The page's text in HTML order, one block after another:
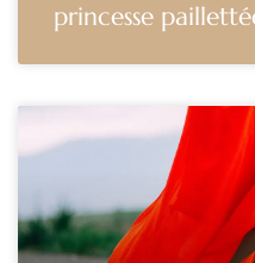
princesse